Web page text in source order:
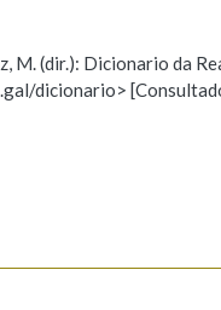
M. (dir.): Dicionario da
dicionario>